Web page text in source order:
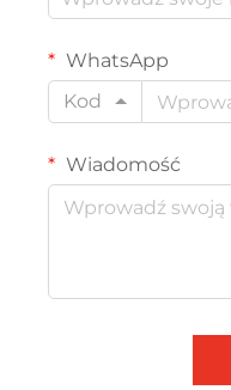
WhatsApp
Kod
Wiadomość